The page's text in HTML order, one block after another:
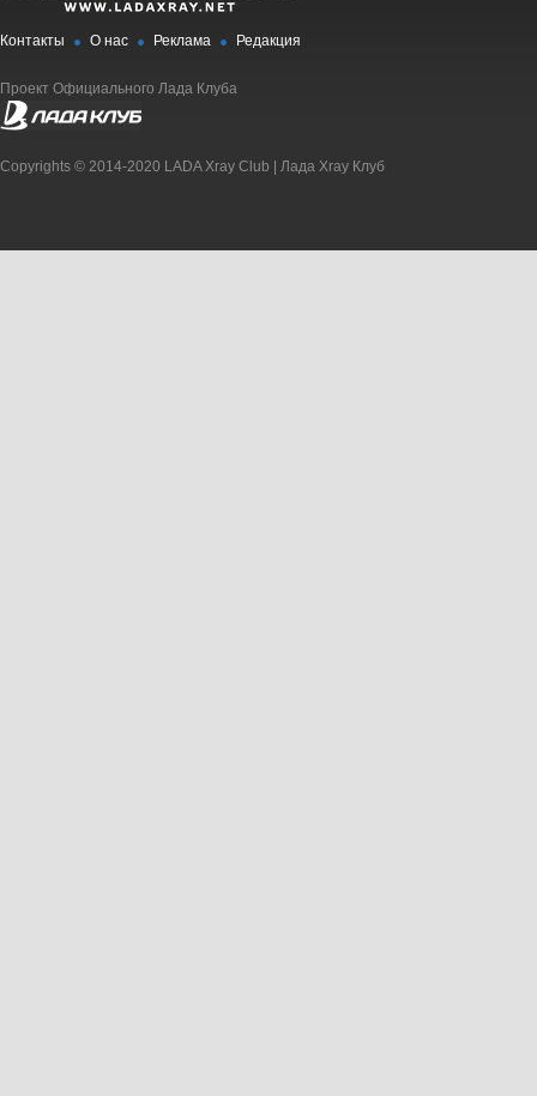
Контакты О нас Реклама Редакция
Проект Официального Лада Клуба
Copyrights © 2014-2020 LADA Xray Club | Лада Xray Клуб